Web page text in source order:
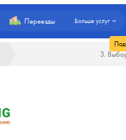
Переезды Больше услуг
3.